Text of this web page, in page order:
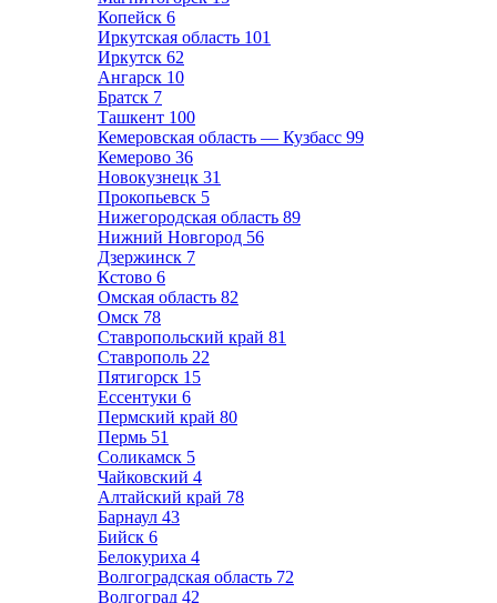
Копейск 6
Иркутская область 101
Иркутск 62
Ангарск 10
Братск 7
Ташкент 100
Кемеровская область — Кузбасс 99
Кемерово 36
Новокузнецк 31
Прокопьевск 5
Нижегородская область 89
Нижний Новгород 56
Дзержинск 7
Кстово 6
Омская область 82
Омск 78
Ставропольский край 81
Ставрополь 22
Пятигорск 15
Ессентуки 6
Пермский край 80
Пермь 51
Соликамск 5
Чайковский 4
Алтайский край 78
Барнаул 43
Бийск 6
Белокуриха 4
Волгоградская область 72
Волгоград 42